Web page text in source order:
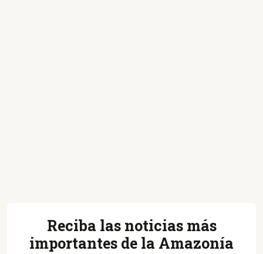
Reciba las noticias más
importantes de la Amazonía